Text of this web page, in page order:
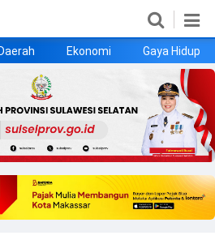
Ekonomi Gaya Hidup